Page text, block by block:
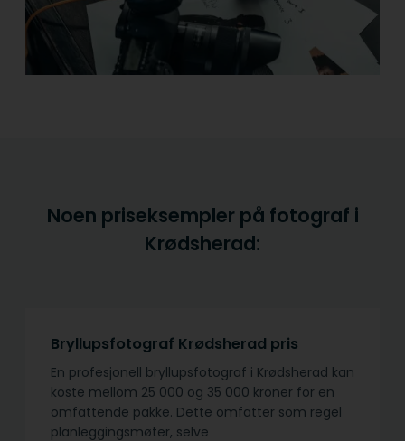
Noen priseksempler på fotograf i
Krødsherad:
Bryllupsfotograf Krødsherad pris
En profesjonell bryllupsfotograf i Krødsherad kan
koste mellom 25 000 og 35 000 kroner for en
omfattende pakke. Dette omfatter som regel
planleggingsmøter, selve